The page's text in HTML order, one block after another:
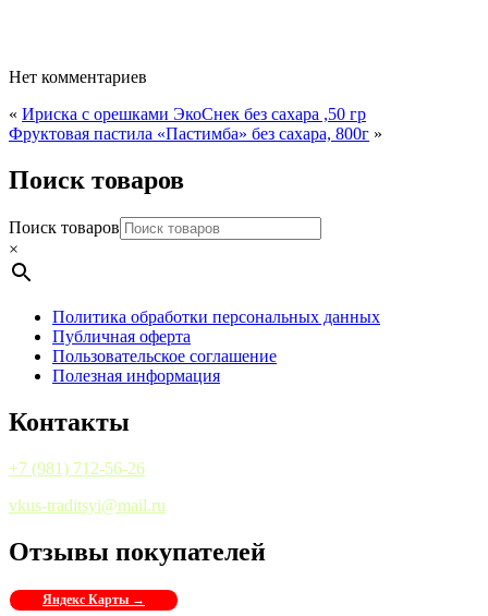
Нет комментариев
« Ириска с орешками ЭкоСнек без сахара ,50 гр
Фруктовая пастила «Пастимба» без сахара, 800г »
Поиск товаров
Поиск товаров
×
Политика обработки персональных данных
Публичная оферта
Пользовательское соглашение
Полезная информация
Контакты
+7 (981) 712-56-26
vkus-traditsyi@mail.ru
Отзывы покупателей
Яндекс Карты →